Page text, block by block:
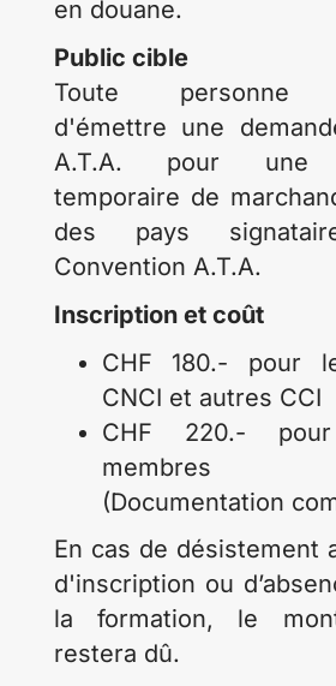
en douane.
Public cible
Toute personne
d'émettre une
A.T.A. pour une
temporaire de
des pays
Convention A.T.A.
Inscription et coût
CHF 180.- pour
CNCI et autres CCI
CHF 220.-
membres
(Documentation
En cas de désistement
d'inscription ou
la formation, le
restera dû.